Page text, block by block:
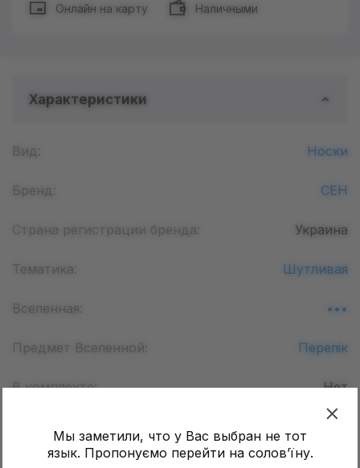
Мы заметили, что у Вас выбран не тот
язык. Пропонуємо перейти на соловʼїну.
Онлайн на карту Наличными
Характеристики
Вид: Носки
Бренд: CEH
Страна регистрации бренда: Украина
Тематика: Шутливая
Вселенная: •••
Предмет Вселенной: Перелік
В комплекте: Нет